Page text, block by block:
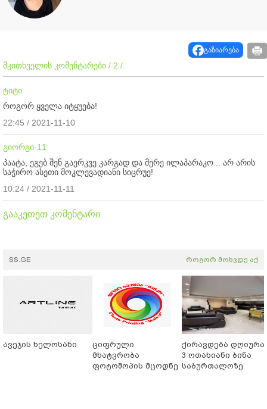
გაზიარება
მკითხველის კომენტარები / 2 /
ტიტი
როგორ ყველა იტყუება!
22:45 / 2021-11-10
გიორგი-11
პაატა, ეგებ შენ გაერკვე კარგად და მერე ილაპარაკო... არ არის
საჭირო ასეთი მოკლევადიანი სიცრუე!
10:24 / 2021-11-11
გააკეთეთ კომენტარი
SS.GE როგორ მოხვდე აქ
ავეჯის ხელოსანი
ციფრული
მხატვრობა
ფოტოშოპის მცოდნე
ქირავდება
3 ოთახიანი ბინა
საბურთალოზე